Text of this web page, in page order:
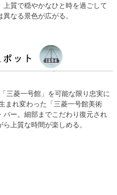
質で穏やかなひと時を過ごして
なる景色が広がる。
三菱一号館」を可能な限り忠実に
まれ変わった「三菱一号館美術
ー。細部までこだわり復元され
上質な時間が楽しめる。